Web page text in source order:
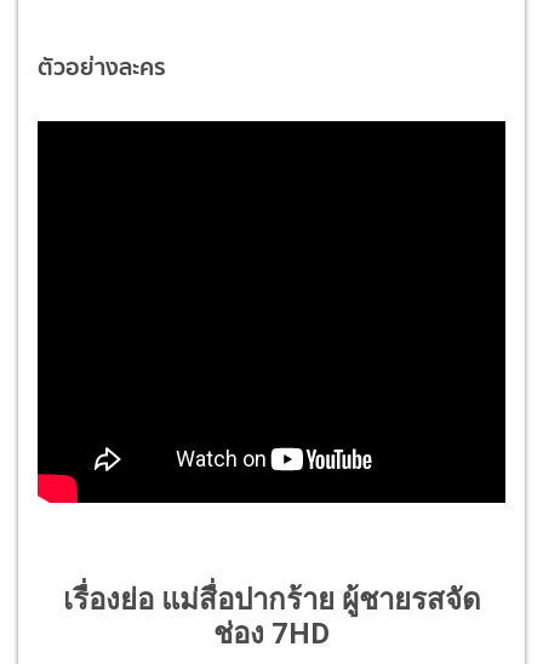
ตัวอย่างละคร
เรื่องย่อ แม่สื่อปากร้าย ผู้ชายรสจัด
ช่อง 7HD